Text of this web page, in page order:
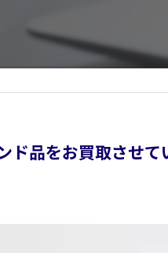
ド品をお買取させて